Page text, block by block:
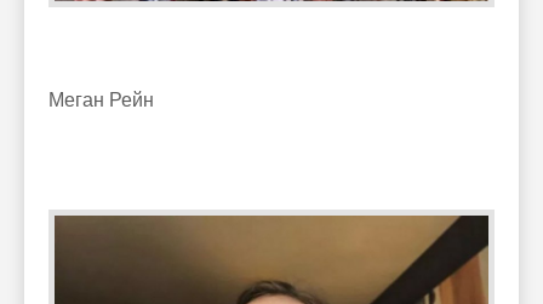
Меган Рейн